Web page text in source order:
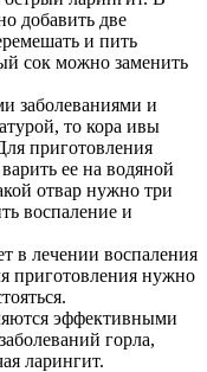
добавить две
и пить
сок можно заменить
заболеваниями и
то кора ивы
приготовления
ее на водяной
отвар нужно три
воспаление и
в лечении воспаления
приготовления нужно
эффективными
горла,
ларингит.